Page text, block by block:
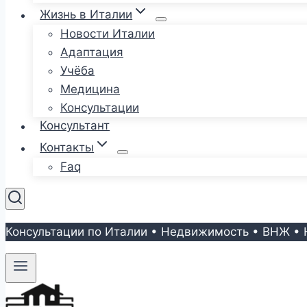
Жизнь в Италии
Новости Италии
Адаптация
Учёба
Медицина
Консультации
Консультант
Контакты
Faq
Консультации по Италии • Недвижимость • ВНЖ •